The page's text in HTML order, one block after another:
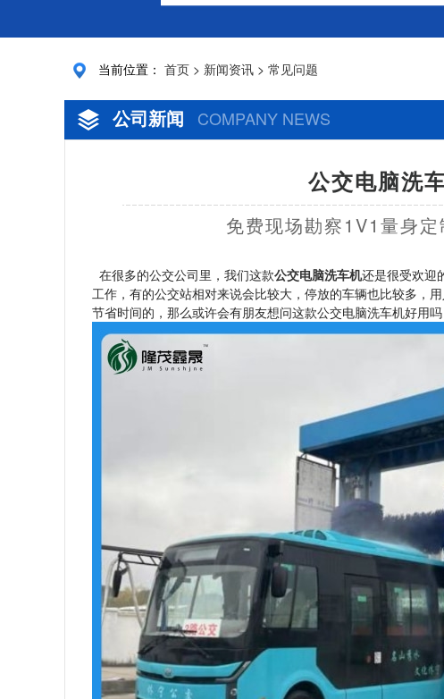
当前位置： 首页 > 新闻资讯 > 常见问题
公司新闻 COMPANY NEWS
公交电脑洗
免费现场勘察1V1量身
在很多的公交公司里，我们这款公交电脑洗车机还是很受欢迎
工作，有的公交站相对来说会比较大，停放的车辆也比较多，
节省时间的，那么或许会有朋友想问这款公交电脑洗车机好用吗